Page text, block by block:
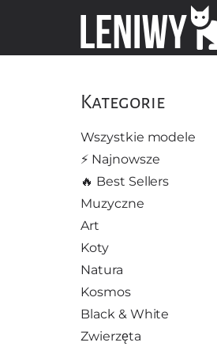
Kategorie
Wszystkie modele
⚡️ Najnowsze
🔥 Best Sellers
Muzyczne
Art
Koty
Natura
Kosmos
Black & White
Zwierzęta